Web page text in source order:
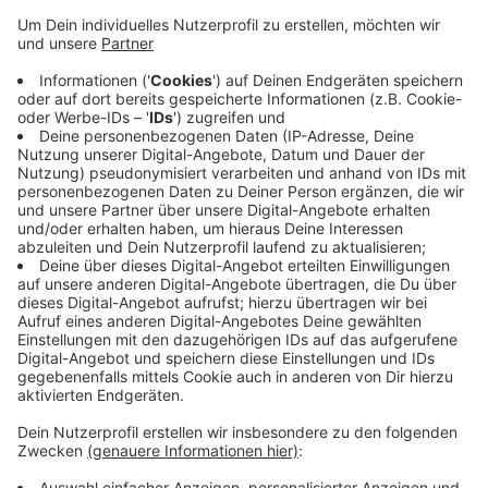
Die Ansage: "Alexa, starte TuneIn Radio Bonn/Rhein-
Sieg" funktioniert aber weiterhin. Wir bitten, den Fehler
zu entschuldigen. Unsere Techniker arbeiten bereits an
einer Lösung des Problems.
Autor: SD
Anzeige